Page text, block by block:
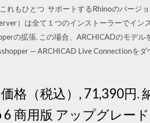
れもひとつ サポートするRhinoのバージ
）は全て１つのインストーラーでイ
の拡張. この場合、ARCHICADのモデ
— ARCHICAD Live Connectionを
格（税込）, 71,390円.
6 商用版 アップグレー